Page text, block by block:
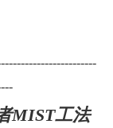
MIST工法